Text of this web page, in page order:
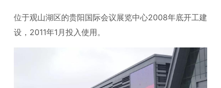
位于观山湖区的贵阳国际会议展览中心2008年底开工建
设，2011年1月投入使用。